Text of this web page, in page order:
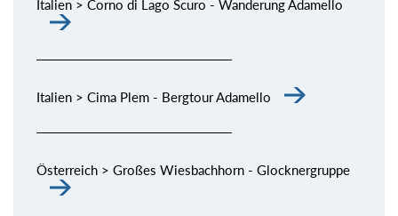
Italien > Corno di Lago Scuro - Wanderung Adamello
Italien > Cima Plem - Bergtour Adamello
Österreich > Großes Wiesbachhorn - Glocknergruppe